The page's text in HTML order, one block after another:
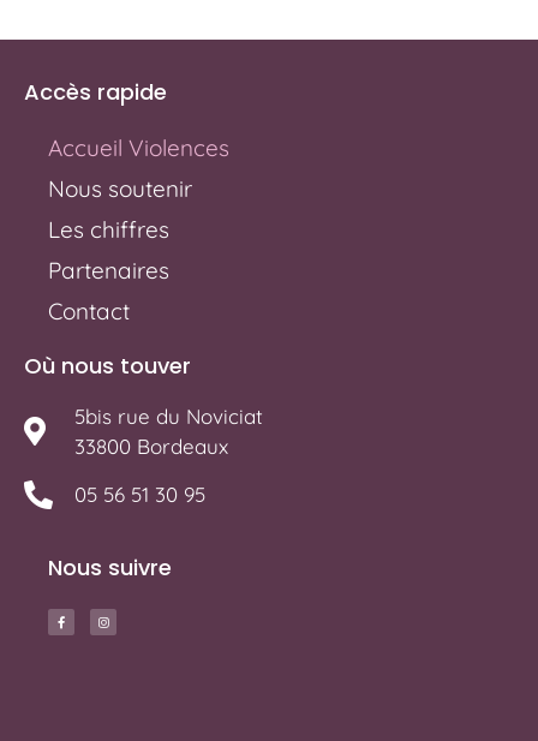
Accès rapide
Accueil Violences
Nous soutenir
Les chiffres
Partenaires
Contact
Où nous touver
5bis rue du Noviciat
33800 Bordeaux
05 56 51 30 95
Nous suivre